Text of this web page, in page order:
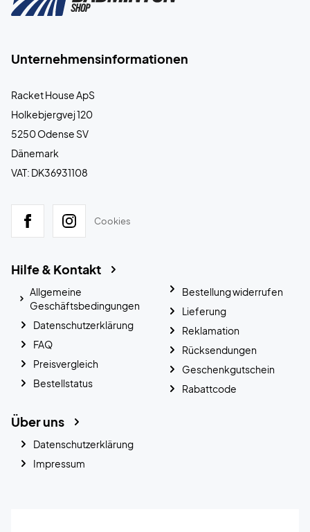
Unternehmensinformationen
Racket House ApS
Holkebjergvej 120
5250 Odense SV
Dänemark
VAT: DK36931108
Cookies
Hilfe & Kontakt
Allgemeine
Geschäftsbedingungen
Datenschutzerklärung
FAQ
Preisvergleich
Bestellstatus
Bestellung widerrufen
Lieferung
Reklamation
Rücksendungen
Geschenkgutschein
Rabattcode
Über uns
Datenschutzerklärung
Impressum